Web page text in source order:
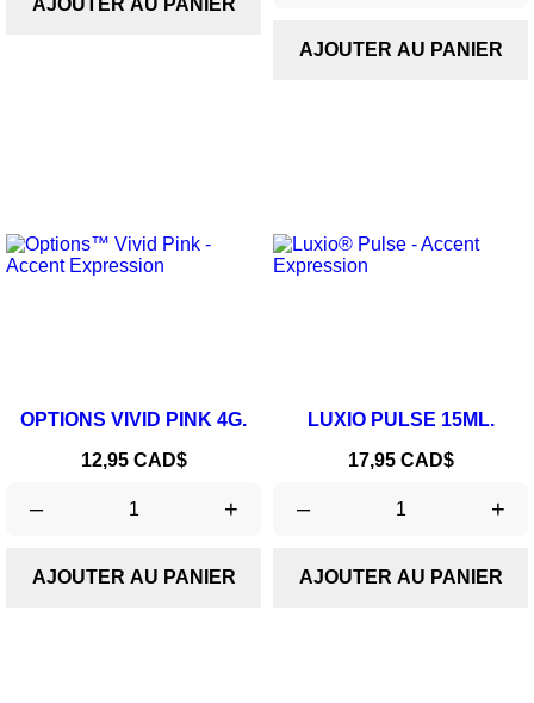
AJOUTER AU PANIER
AJOUTER AU PANIER
OPTIONS VIVID PINK 4G.
Prix
12,95 CAD$
– +
AJOUTER AU PANIER
LUXIO PULSE 15ML.
Prix
17,95 CAD$
– +
AJOUTER AU PANIER